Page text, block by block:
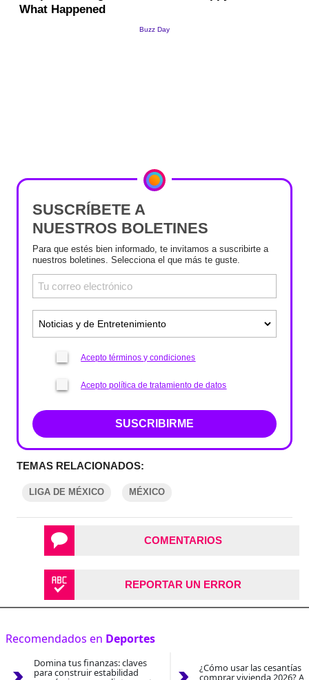
SUSCRÍBETE A
NUESTROS BOLETINES
Para que estés bien informado, te invitamos a suscribirte a
nuestros boletines. Selecciona el que más te guste.
Acepto términos y condiciones
Acepto política de tratamiento de datos
SUSCRIBIRME
TEMAS RELACIONADOS:
LIGA DE MÉXICO MÉXICO
COMENTARIOS
REPORTAR UN ERROR
Recomendados en Deportes
Domina tus finanzas: claves
para construir estabilidad ¿Cómo usar las cesantías